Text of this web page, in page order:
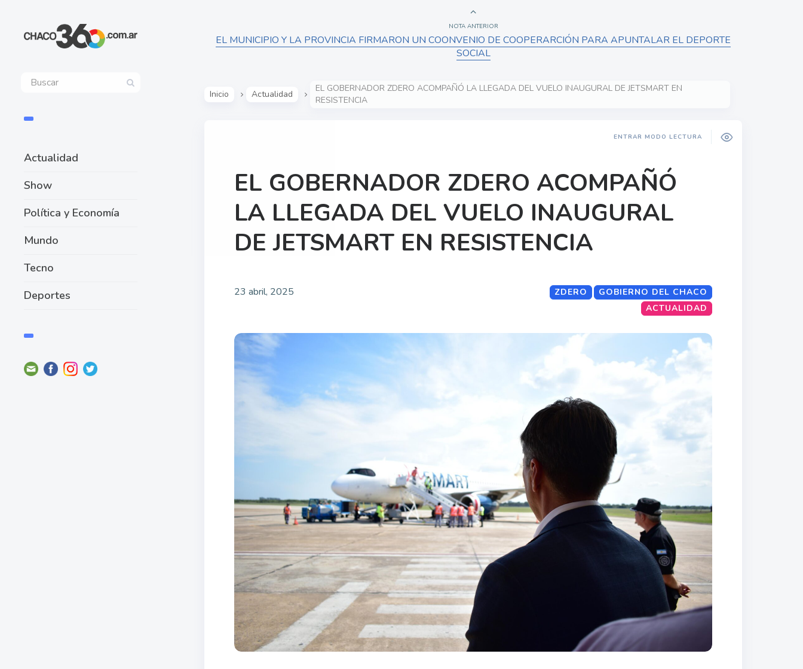
Actualidad
Show
Política y Economía
Mundo
Tecno
Deportes
NOTA ANTERIOR
EL MUNICIPIO Y LA PROVINCIA FIRMARON UN COONVENIO DE COOPERARCIÓN PARA APUNTALAR EL DEPORTE
SOCIAL
Inicio Actualidad
EL GOBERNADOR ZDERO ACOMPAÑÓ LA LLEGADA DEL VUELO INAUGURAL DE JETSMART EN
RESISTENCIA
ENTRAR MODO LECTURA
EL GOBERNADOR ZDERO ACOMPAÑÓ
LA LLEGADA DEL VUELO INAUGURAL
DE JETSMART EN RESISTENCIA
23 abril, 2025 GOBIERNO DEL CHACO
ZDERO
ACTUALIDAD